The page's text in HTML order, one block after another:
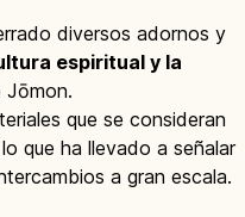
diversos adornos y
espiritual y la
Jōmon.
que se consideran
que ha llevado a señalar
a gran escala.